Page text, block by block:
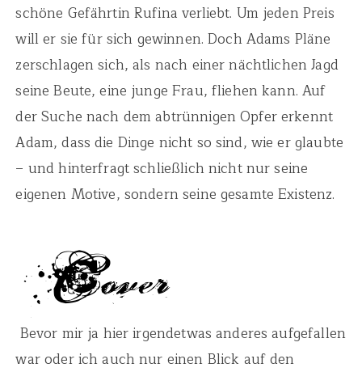
schöne Gefährtin Rufina verliebt. Um jeden Preis
will er sie für sich gewinnen. Doch Adams Pläne
zerschlagen sich, als nach einer nächtlichen Jagd
seine Beute, eine junge Frau, fliehen kann. Auf
der Suche nach dem abtrünnigen Opfer erkennt
Adam, dass die Dinge nicht so sind, wie er glaubte
– und hinterfragt schließlich nicht nur seine
eigenen Motive, sondern seine gesamte Existenz.
Bevor mir ja hier irgendetwas anderes aufgefallen
war oder ich auch nur einen Blick auf den